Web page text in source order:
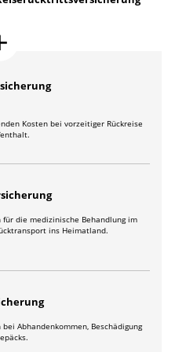
Kosten bei vorzeitiger Rückreise
die medizinische Behandlung im
ins Heimatland.
Abhandenkommen, Beschädigung